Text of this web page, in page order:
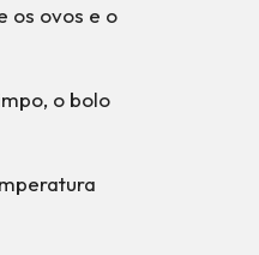
os ovos e o
o bolo